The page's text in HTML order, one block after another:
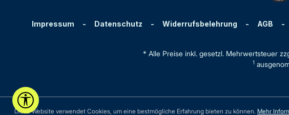
Impressum - Datenschutz - Widerrufsbelehrung - AGB -
* Alle Preise inkl. gesetzl. Mehrwertsteuer
1
Werkzeugleiste anzeigen
Diese Website verwendet Cookies, um eine bestmögliche Erfahrung bieten zu können. Mehr